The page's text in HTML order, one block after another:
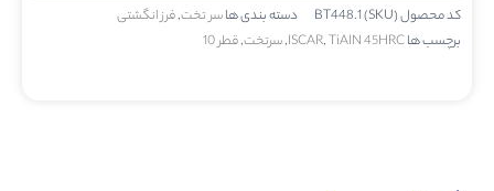
کد محصول (SKU) BT448.1 دسته بندی هاسر تخت,فرز انگشتی
برچسب ها
ISCAR,TiAlN 45HRC
,سرتخت,قطر 10